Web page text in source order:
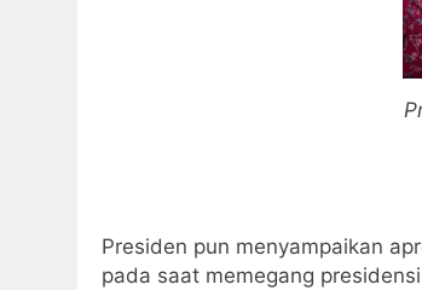
Presiden pun menyampaikan
pada saat memegang